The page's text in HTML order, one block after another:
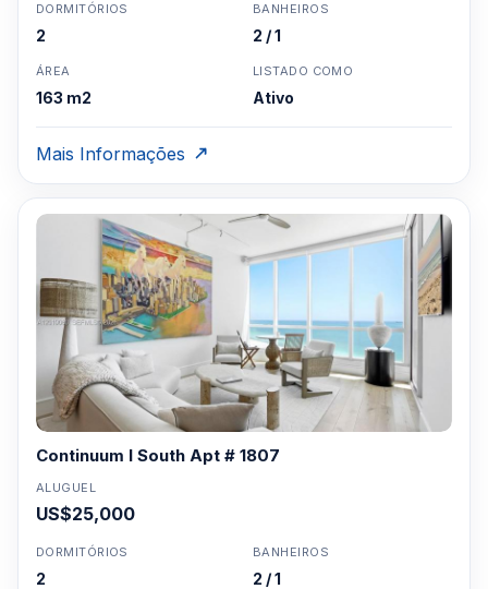
DORMITÓRIOS
2
BANHEIROS
2 / 1
ÁREA
163 m2
LISTADO COMO
Ativo
Mais Informações
Continuum I South Apt # 1807
ALUGUEL
US$25,000
DORMITÓRIOS
2
BANHEIROS
2 / 1